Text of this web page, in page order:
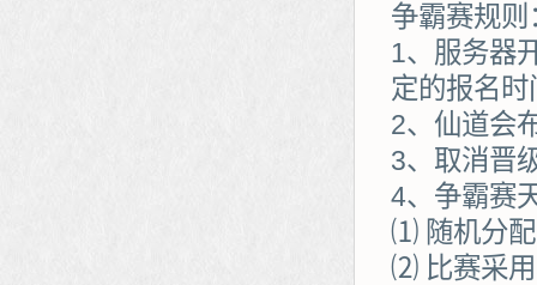
争霸赛规则
1、服务器
定的报名
2、仙道会
3、取消晋
4、争霸赛
⑴ 随机分配
⑵ 比赛采用